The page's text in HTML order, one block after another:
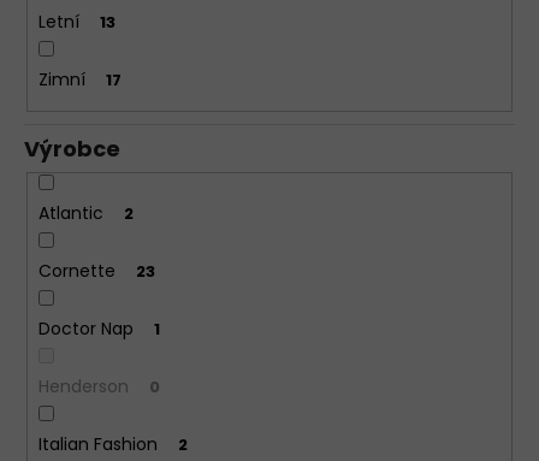
Letní 13
Zimní 17
Výrobce
Atlantic 2
Cornette 23
Doctor Nap 1
Henderson 0
Italian Fashion 2